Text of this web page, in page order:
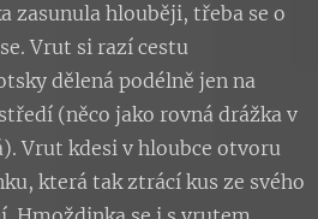
zasunula hlouběji, třeba se o
Vrut si razí cestu
dělená podélně jen na
(něco jako rovná drážka v
Vrut kdesi v hloubce otvoru
která tak ztrácí kus ze svého